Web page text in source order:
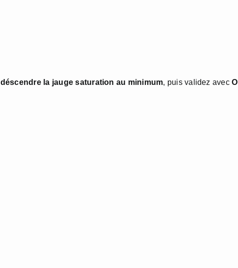
déscendre la jauge saturation au minimum, puis validez avec